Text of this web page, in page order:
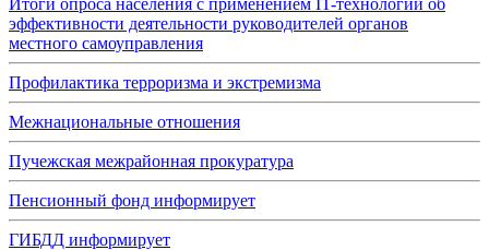
эффективности деятельности руководителей органов
местного самоуправления
Профилактика терроризма и экстремизма
Межнациональные отношения
Пучежская межрайонная прокуратура
Пенсионный фонд информирует
ГИБДД информирует